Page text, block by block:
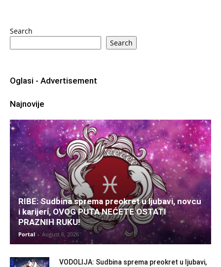
Search
Search
Oglasi - Advertisement
Najnovije
RIBE: Sudbina sprema preokret u ljubavi, novcu
i karijeri, OVOG PUTA NEĆETE OSTATI
PRAZNIH RUKU!
Portal - August 6, 2026
VODOLIJA: Sudbina sprema preokret u ljubavi,